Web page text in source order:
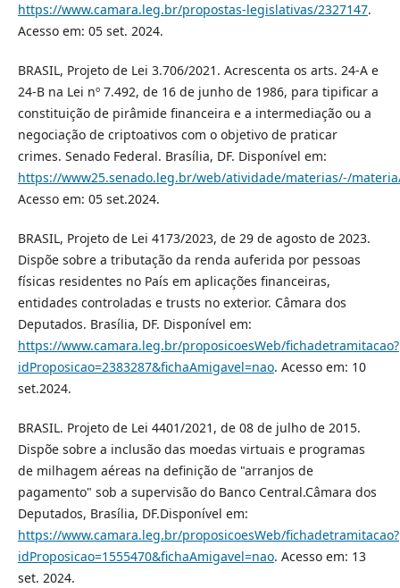
https://www.camara.leg.br/propostas-legislativas/2327147.
Acesso em: 05 set. 2024.
BRASIL, Projeto de Lei 3.706/2021. Acrescenta os arts. 24-A e
24-B na Lei nº 7.492, de 16 de junho de 1986, para tipificar a
constituição de pirâmide financeira e a intermediação ou a
negociação de criptoativos com o objetivo de praticar
crimes. Senado Federal. Brasília, DF. Disponível em:
https://www25.senado.leg.br/web/atividade/materias/-/
Acesso em: 05 set.2024.
BRASIL, Projeto de Lei 4173/2023, de 29 de agosto de 2023.
Dispõe sobre a tributação da renda auferida por pessoas
físicas residentes no País em aplicações financeiras,
entidades controladas e trusts no exterior. Câmara dos
Deputados. Brasília, DF. Disponível em:
https://www.camara.leg.br/proposicoesWeb/fichadetramitacao?
idProposicao=2383287&fichaAmigavel=nao. Acesso em: 10
set.2024.
BRASIL. Projeto de Lei 4401/2021, de 08 de julho de 2015.
Dispõe sobre a inclusão das moedas virtuais e programas
de milhagem aéreas na definição de "arranjos de
pagamento" sob a supervisão do Banco Central.Câmara dos
Deputados, Brasília, DF.Disponível em:
https://www.camara.leg.br/proposicoesWeb/fichadetramitacao?
idProposicao=1555470&fichaAmigavel=nao. Acesso em: 13
set. 2024.